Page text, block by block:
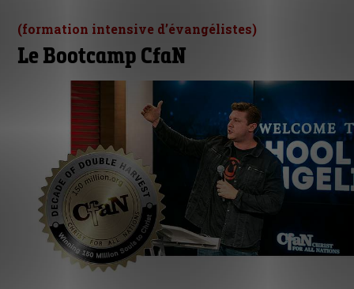
(formation intensive d’évangélistes)
Le Bootcamp CfaN